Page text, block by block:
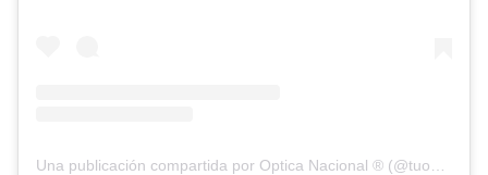
Una publicación compartida por Optica Nacional ® (@tuopticanacional)